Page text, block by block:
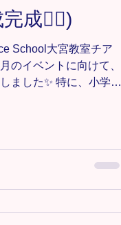
にご連絡くだ
-＊-＊
#キッズチア #埼玉ダ
成❤️‍🔥)
School大宮教室チア
のイベントに向けて、
ました✨ 特に、小学校
ます♪ みんながんば
ラス
にご連絡くださ